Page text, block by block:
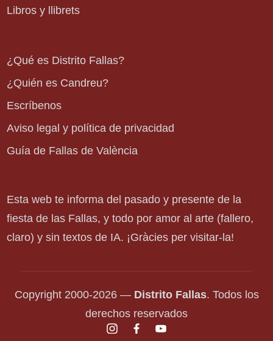
Libros y llibrets
¿Qué es Distrito Fallas?
¿Quién es Candreu?
Escríbenos
Aviso legal y política de privacidad
Guía de Fallas de València
Esta web te informa del pasado y presente de la
fiesta de las Fallas, y todo por amor al arte (fallero,
claro) y sin textos de IA. ¡Gràcies per visitar-la!
Copyright 2000-2026 — Distrito Fallas. Todos los
derechos reservados
instagram.com
facebook.com
youtube.com